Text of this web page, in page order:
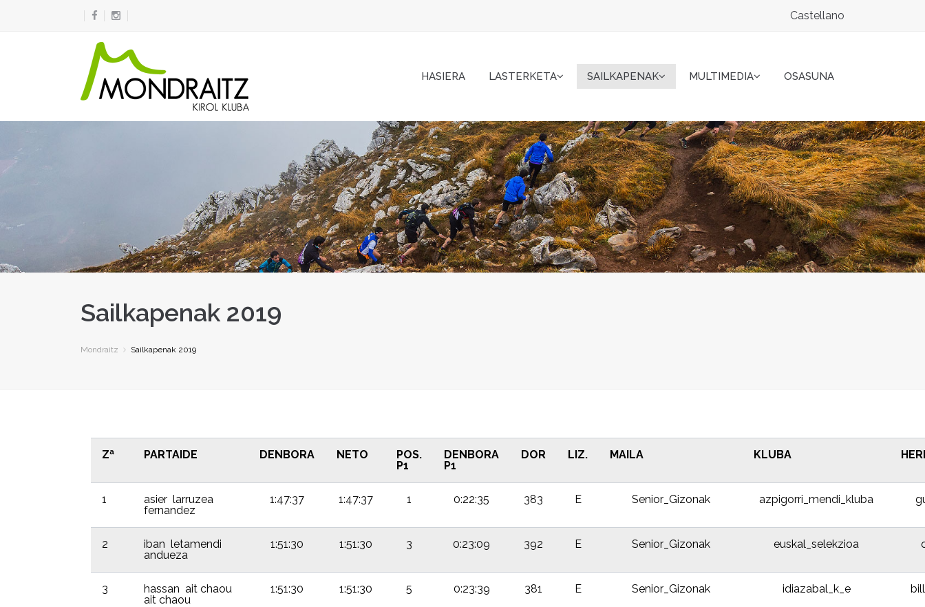
Castellano
HASIERA LASTERKETA SAILKAPENAK MULTIMEDIA OSASUNA
Sailkapenak 2019
Mondraitz Sailkapenak 2019
Zª PARTAIDE DENBORA NETO
POS.
P1
DENBORA
P1
DOR LIZ. MAILA KLUBA
1
asier larruzea
fernandez
1:47:37 1:47:37 1 0:22:35 383 E Senior_Gizonak azpigorri_mendi_kluba
2
iban letamendi
andueza
1:51:30 1:51:30 3 0:23:09 392 E Senior_Gizonak euskal_selekzioa
3
hassan ait chaou
ait chaou
1:51:30 1:51:30 5 0:23:39 381 E Senior_Gizonak idiazabal_k_e